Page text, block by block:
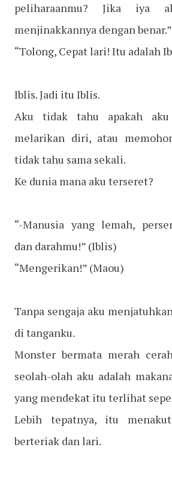
peliharaanmu? Jika iya
menjinakkannya dengan benar.”
“Tolong, Cepat lari! Itu adalah
Iblis. Jadi itu Iblis.
Aku tidak tahu apakah aku
melarikan diri, atau
tidak tahu sama sekali.
Ke dunia mana aku terseret?
“-Manusia yang lemah,
dan darahmu!” (Iblis)
“Mengerikan!” (Maou)
Tanpa sengaja aku
di tanganku.
Monster bermata merah
seolah-olah aku adalah
yang mendekat itu terlihat
Lebih tepatnya, itu
berteriak dan lari.